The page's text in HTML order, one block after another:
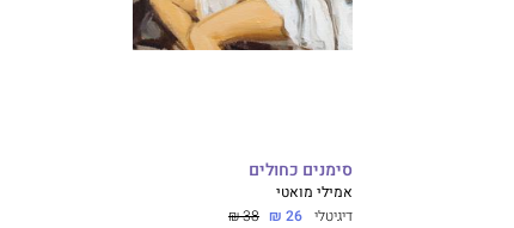
סימנים כחולים
אמילי מואטי
דיגיטלי 26 ₪
38 ₪